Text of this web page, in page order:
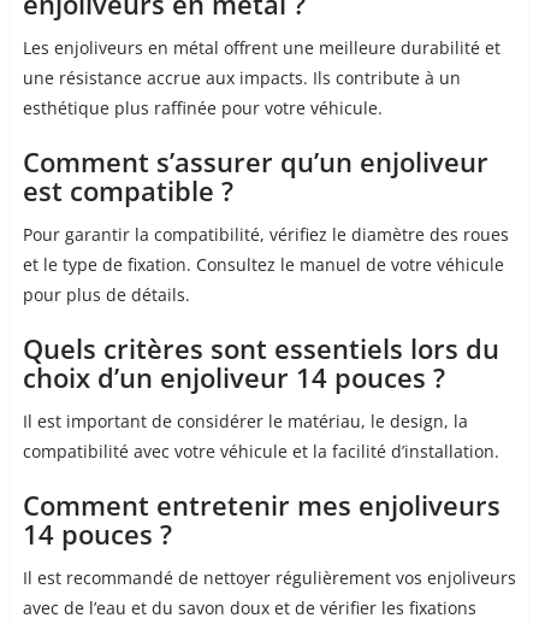
Les enjoliveurs en métal offrent une meilleure durabilité et
une résistance accrue aux impacts. Ils contribute à un
esthétique plus raffinée pour votre véhicule.
Comment s’assurer qu’un enjoliveur
est compatible ?
Pour garantir la compatibilité, vérifiez le diamètre des roues
et le type de fixation. Consultez le manuel de votre véhicule
pour plus de détails.
Quels critères sont essentiels lors du
choix d’un enjoliveur 14 pouces ?
Il est important de considérer le matériau, le design, la
compatibilité avec votre véhicule et la facilité d’installation.
Comment entretenir mes enjoliveurs
14 pouces ?
Il est recommandé de nettoyer régulièrement vos enjoliveurs
avec de l’eau et du savon doux et de vérifier les fixations